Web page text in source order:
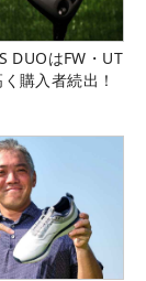
DUOはFW・UT
購入者続出！